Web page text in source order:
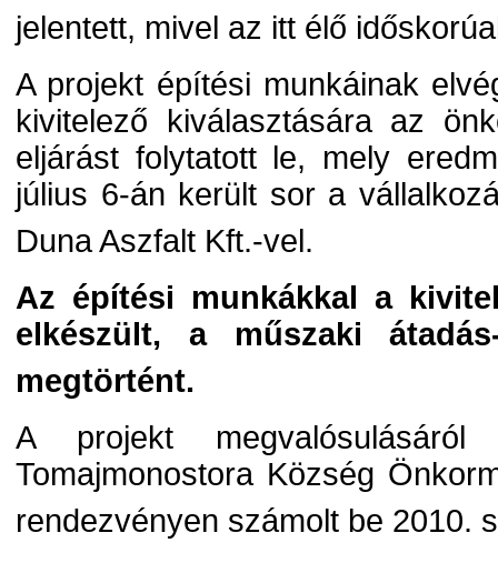
jelentett, mivel az itt élő
A projekt építési munkáinak
kivitelező kiválasztására az
eljárást folytatott le, mely
július 6-án került sor a
Duna Aszfalt Kft.-vel.
Az építési munkákkal a
elkészült, a műszaki átadás-
megtörtént.
A projekt megvalósulásáról
Tomajmonostora Község
rendezvényen számolt be 2010.